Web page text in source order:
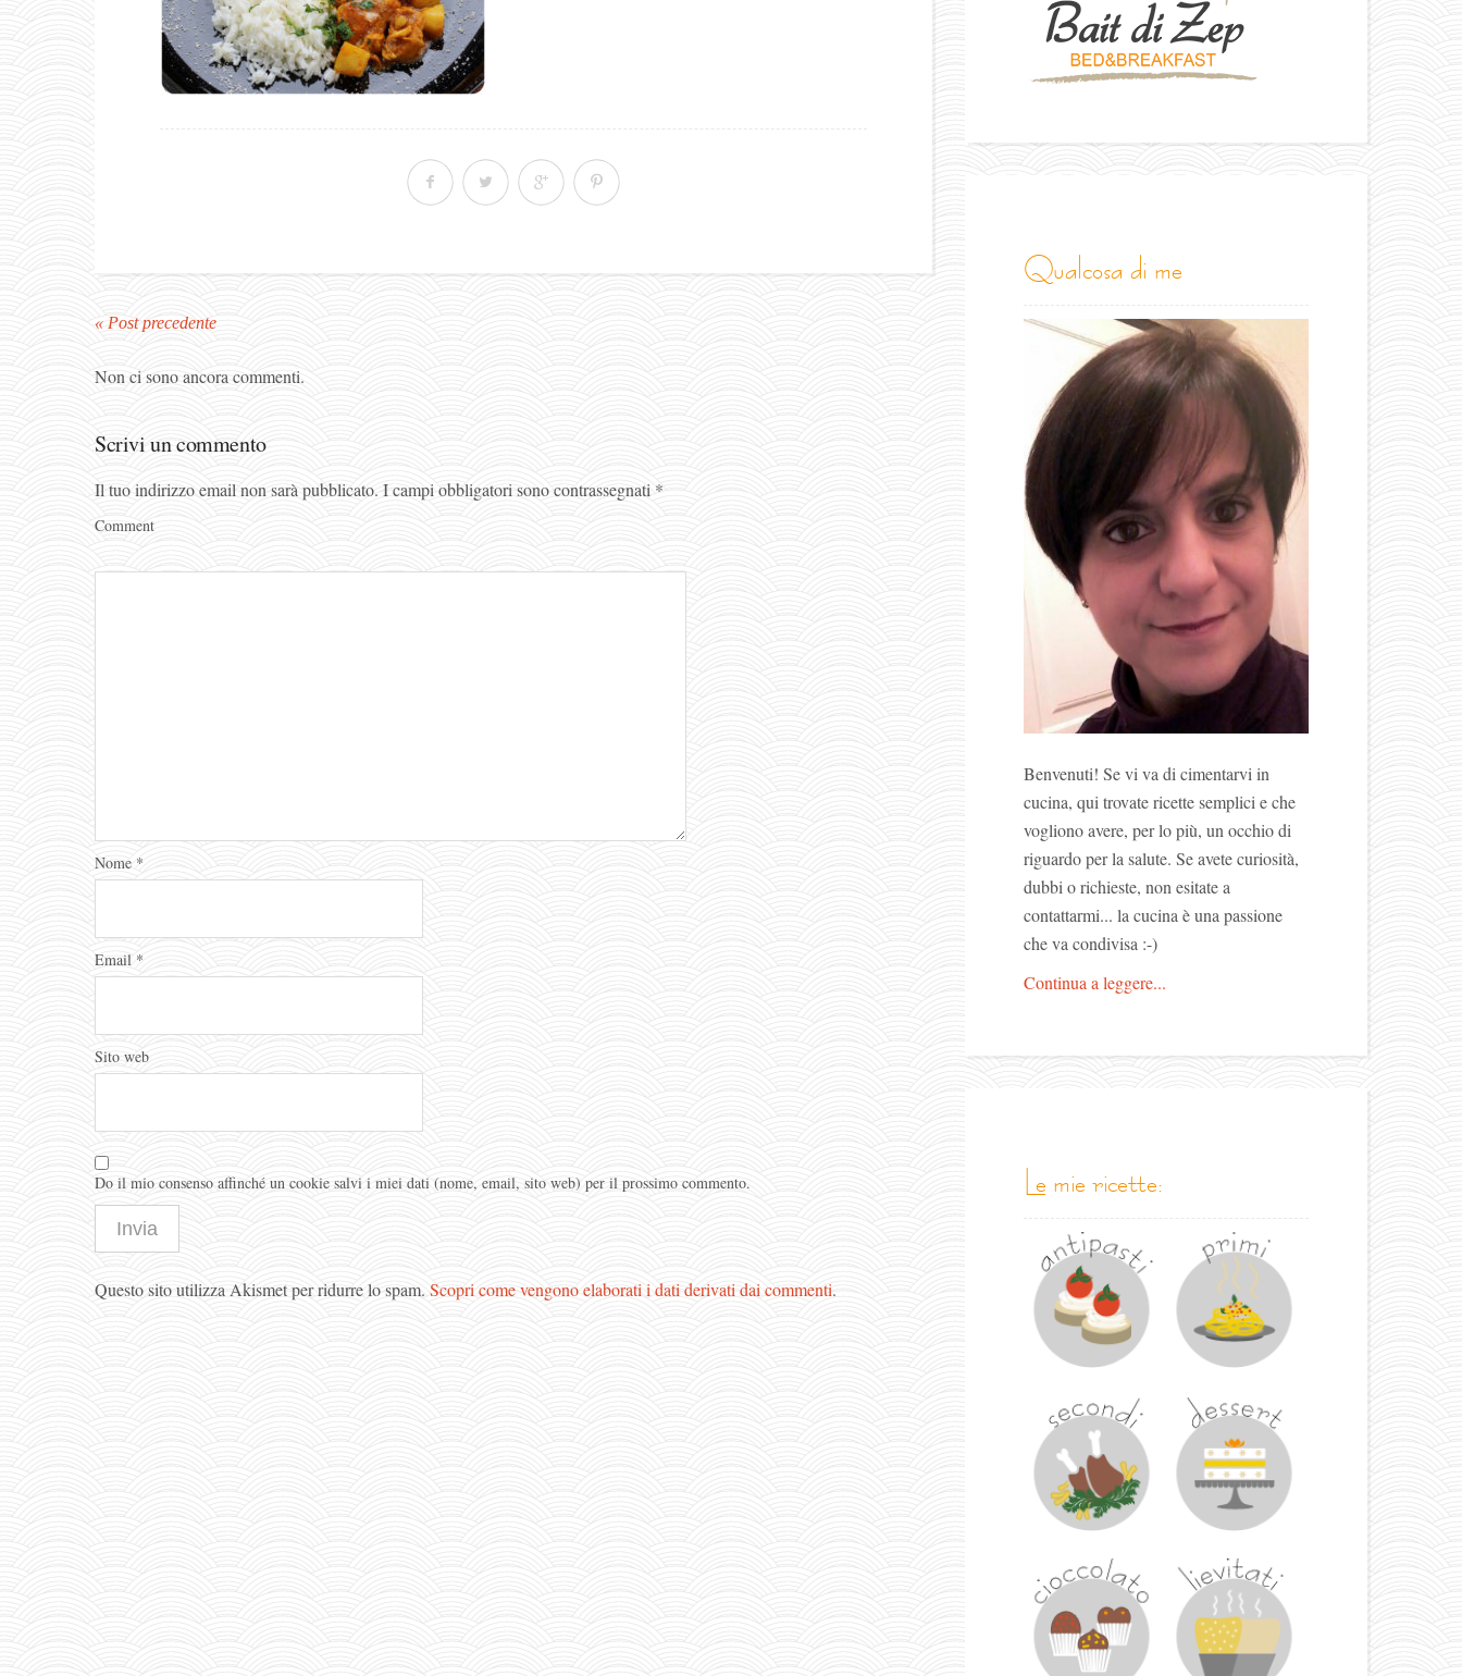
« Post precedente
Non ci sono ancora commenti.
Scrivi un commento
Il tuo indirizzo email non sarà pubblicato. I campi obbligatori sono contrassegnati *
Comment
Nome *
Email *
Sito web
Do il mio consenso affinché un cookie salvi i miei dati (nome, email, sito web) per il prossimo commento.
Questo sito utilizza Akismet per ridurre lo spam. Scopri come vengono elaborati i dati derivati dai commenti.
qualcosa di me
Benvenuti! Se vi va di cimentarvi in
cucina, qui trovate ricette semplici e che
vogliono avere, per lo più, un occhio di
riguardo per la salute. Se avete curiosità,
dubbi o richieste, non esitate a
contattarmi... la cucina è una passione
che va condivisa :-)
Continua a leggere...
le mie ricette: